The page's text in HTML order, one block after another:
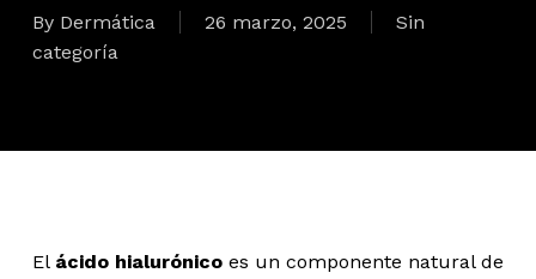
By Dermática 26 marzo, 2025
Sin
categoría
El ácido hialurónicoes un componente natural de